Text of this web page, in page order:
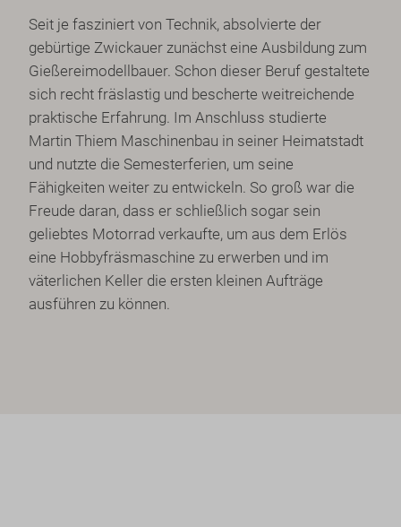
Seit je fasziniert von Technik, absolvierte der
gebürtige Zwickauer zunächst eine Ausbildung zum
Gießereimodellbauer. Schon dieser Beruf gestaltete
sich recht fräslastig und bescherte weitreichende
praktische Erfahrung. Im Anschluss studierte
Martin Thiem Maschinenbau in seiner Heimatstadt
und nutzte die Semesterferien, um seine
Fähigkeiten weiter zu entwickeln. So groß war die
Freude daran, dass er schließlich sogar sein
geliebtes Motorrad verkaufte, um aus dem Erlös
eine Hobbyfräsmaschine zu erwerben und im
väterlichen Keller die ersten kleinen Aufträge
ausführen zu können.